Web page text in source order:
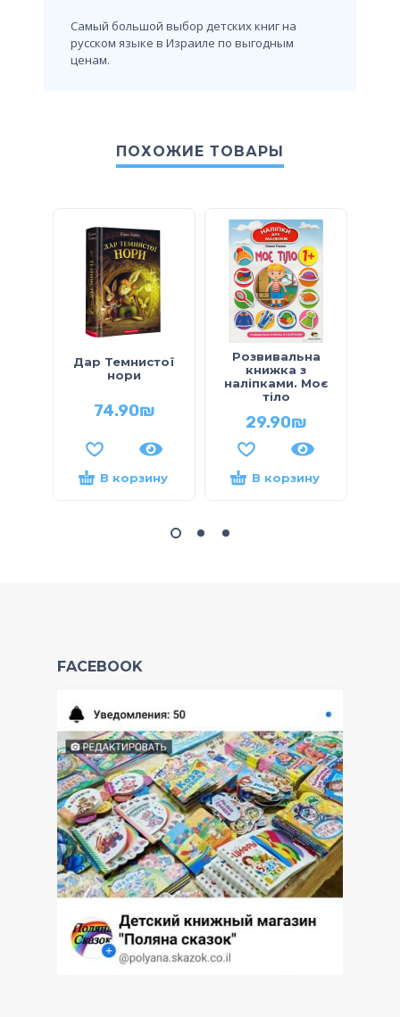
Самый большой выбор детских книг на
русском языке в Израиле по выгодным
ценам.
ПОХОЖИЕ ТОВАРЫ
Дар Темнистої
нори
74.90₪
В корзину
Розвивальна
книжка з
наліпками. Моє
тіло
29.90₪
В корзину
FACEBOOK